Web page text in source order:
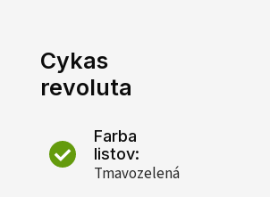
Cykas
revoluta
Farba
listov:
Tmavozelená